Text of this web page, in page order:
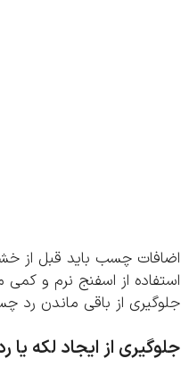
چسب باید قبل از خشک
از اسفنج نرم و کمی
از باقی ماندن رد
از ایجاد لکه یا رد